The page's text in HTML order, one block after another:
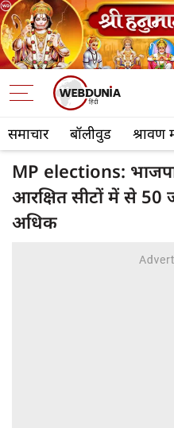
समाचार बॉलीवुड श्रावण
MP elections:
आरक्षित सीटों में से 50
अधिक